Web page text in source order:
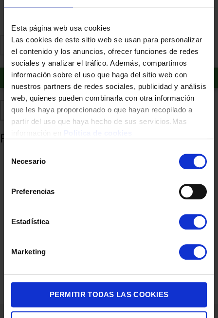
Esta página web usa cookies
Las cookies de este sitio web se usan para personalizar
el contenido y los anuncios, ofrecer funciones de redes
sociales y analizar el tráfico. Además, compartimos
información sobre el uso que haga del sitio web con
nuestros partners de redes sociales, publicidad y análisis
web, quienes pueden combinarla con otra información
que les haya proporcionado o que hayan recopilado a
partir del uso que haya hecho de sus servicios.Mas
Necesario
Preferencias
Estadística
Marketing
PERMITIR TODAS LAS COOKIES
+ info
Añadir al carrito
Añadir a favoritos Comparte
Productos relacionados
BICICLETA ELECTRICA CECOTEC 07178 AUTONOMIA 80KM
699,00€